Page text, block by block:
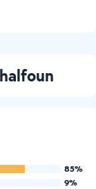
85%
9%